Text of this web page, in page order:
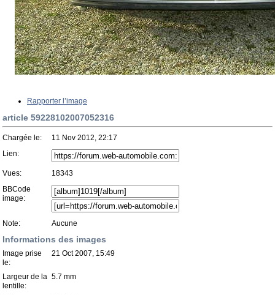
Rapporter l’image
article 59228102007052316
Chargée le:
11 Nov 2012, 22:17
Lien:
Vues:
18343
BBCode
image:
Note: Aucune
Informations des images
Image prise
le:
21 Oct 2007, 15:49
Largeur de la
lentille:
5.7 mm